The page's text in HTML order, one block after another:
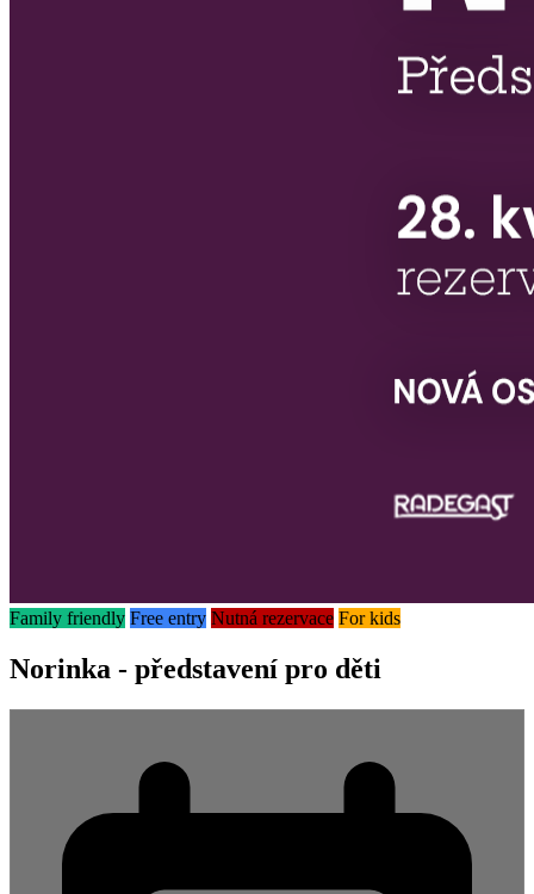
Family friendly Free entry Nutná rezervace For kids
Norinka - představení pro děti